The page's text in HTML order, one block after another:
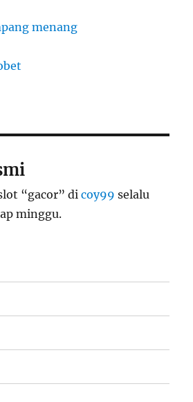
menang
“gacor” dicoy99 selalu
minggu.